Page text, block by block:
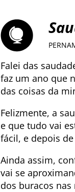
Falei das
faz um ano que
das coisas da
Felizmente, a
e que tudo vai
fácil, e depois
Ainda assim,
vai se
dos buracos